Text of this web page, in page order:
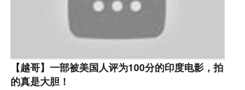
【越哥】一部被美国人评为100分的印度电影，拍
的真是大胆！